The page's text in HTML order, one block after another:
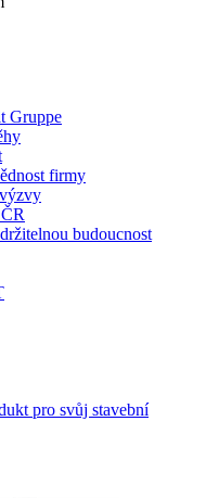
Gruppe
firmy
budoucnost
pro svůj stavební